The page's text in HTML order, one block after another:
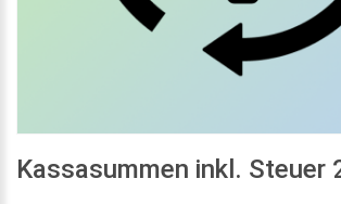
Kassasummen inkl. Steuer